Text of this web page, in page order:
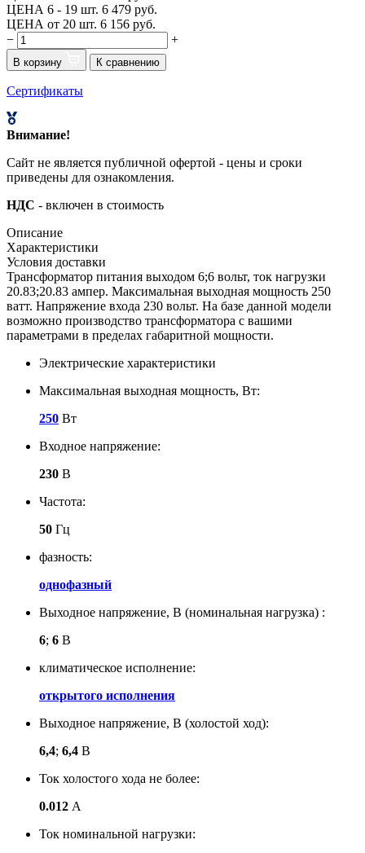
ЦЕНА 6 - 19 шт. 6 479 руб.
ЦЕНА от 20 шт. 6 156 руб.
−
+
В корзину К сравнению
Сертификаты
Внимание!
Сайт не является публичной офертой - цены и сроки
приведены для ознакомления.
НДС - включен в стоимость
Описание
Характеристики
Условия доставки
Трансформатор питания выходом 6;6 вольт, ток нагрузки
20.83;20.83 ампер. Максимальная выходная мощность 250
ватт. Напряжение входа 230 вольт. На базе данной модели
возможно производство трансформатора с вашими
параметрами в пределах габаритной мощности.
Электрические характеристики
Максимальная выходная мощность, Вт:
250 Вт
Входное напряжение:
230 В
Частота:
50 Гц
фазность:
однофазный
Выходное напряжение, В (номинальная нагрузка) :
6; 6 В
климатическое исполнение:
открытого исполнения
Выходное напряжение, В (холостой ход):
6,4; 6,4 В
Ток холостого хода не более:
0.012 А
Ток номинальной нагрузки: